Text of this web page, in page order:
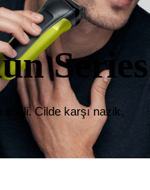
etkili. Cilde karşı nazik.